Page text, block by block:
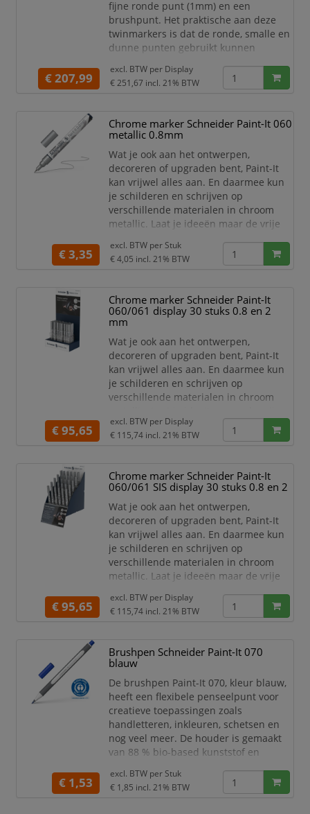
fijne ronde punt (1mm) en een
brushpunt. Het praktische aan deze
twinmarkers is dat de ronde, smalle en
dunne punten gebruikt kunnen
dikkere punten gebruikt kunnen
worden om grotere schrijf- en
egaal in te kleuren. Zo haal je met de
twinmarkers verschillende functies in
€ 207,99
excl. BTW per Display
€ 251,67 incl. 21% BTW
Chrome marker Schneider Paint-It 060
metallic 0.8mm
Wat je ook aan het ontwerpen,
decoreren of upgraden bent, Paint-It
kan vrijwel alles aan. En daarmee kun
je schilderen en schrijven op
verschillende materialen in chroom
metallic. Laat je ideeën maar de vrije
fineliner met schrijfbreedte 0,8mm
heeft een uitzonderlijk hoog
aantrekkelijke spiegeleffect. De Chrome
marker is geschikt voor vele
ondergronden en geeft de beste resul
€ 3,35
excl. BTW per Stuk
€ 4,05 incl. 21% BTW
Chrome marker Schneider Paint-It
060/061 display 30 stuks 0.8 en 2
mm
Wat je ook aan het ontwerpen,
decoreren of upgraden bent, Paint-It
kan vrijwel alles aan. En daarmee kun
je schilderen en schrijven op
verschillende materialen in chroom
loop! De Chrome marker Paint-It 060
fineliner met schrijfbreedte 0,8mm en
glansniveau met wow-effect door het
aantrekkelijke spiegeleffect. De Chrome
marker is geschikt voor ve
€ 95,65
excl. BTW per Display
€ 115,74 incl. 21% BTW
Chrome marker Schneider Paint-It
060/061 SIS display 30 stuks 0.8 en 2
Wat je ook aan het ontwerpen,
decoreren of upgraden bent, Paint-It
kan vrijwel alles aan. En daarmee kun
je schilderen en schrijven op
verschillende materialen in chroom
metallic. Laat je ideeën maar de vrije
fineliner met schrijfbreedte 0,8mm en
de Paint-It 061 met 2mm ronde punt
glansniveau met wow-effect door het
aantrekkelijke spiegeleffect. De Chrome
€ 95,65
excl. BTW per Display
€ 115,74 incl. 21% BTW
Brushpen Schneider Paint-It 070
blauw
De brushpen Paint-It 070, kleur blauw,
heeft een flexibele penseelpunt voor
creatieve toepassingen zoals
handletteren, inkleuren, schetsen en
nog veel meer. De houder is gemaakt
van 88 % bio-based kunststof en
bekendste milieukeurmerk "Blauer
Engel". De flexibele premium
€ 1,53
excl. BTW per Stuk
€ 1,85 incl. 21% BTW